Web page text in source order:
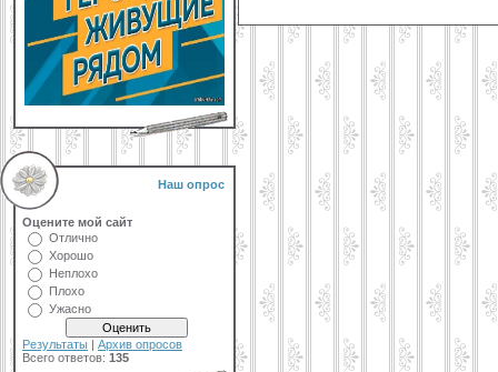
Наш опрос
Оцените мой сайт
Отлично
Хорошо
Неплохо
Плохо
Ужасно
Результаты | Архив опросов
Всего ответов: 135